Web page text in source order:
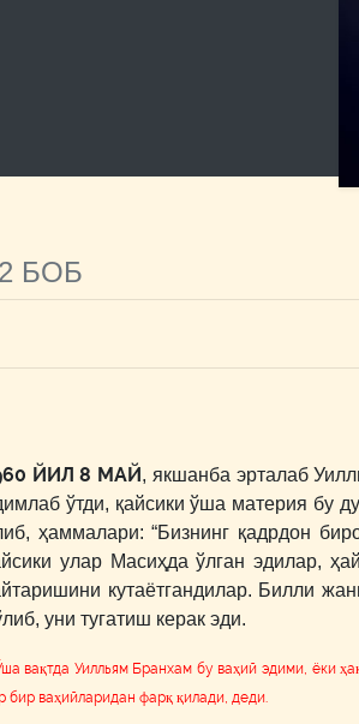
БОБ
ЙИЛ 8 МАЙ, якшанба эрталаб
ўтди, қайсики ўша материя бу
ҳаммалари: “Бизнинг қадрдон
улар Масиҳда ўлган эдилар,
кутаётгандилар. Билли
уни тугатиш керак эди.
вақтда Уилльям Бранхам бу ваҳий эдими, ёки
бир ваҳийларидан фарқ қилади, деди.